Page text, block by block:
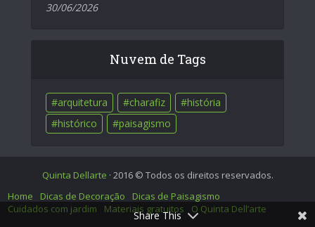
30/06/2026
Nuvem de Tags
arquitetura charafiz
história
histórico
paisagismo
Quinta Dellarte · 2016 © Todos os direitos reservados.
Home
Dicas de Decoração
Dicas de Paisagismo
Cuidados com jardim
Materiais gratuitos O Quinta Dell’arte
Share This